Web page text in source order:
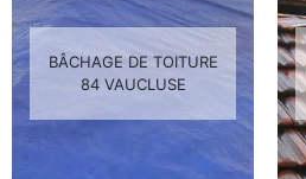
BÂCHAGE DE TOITURE
84 VAUCLUSE